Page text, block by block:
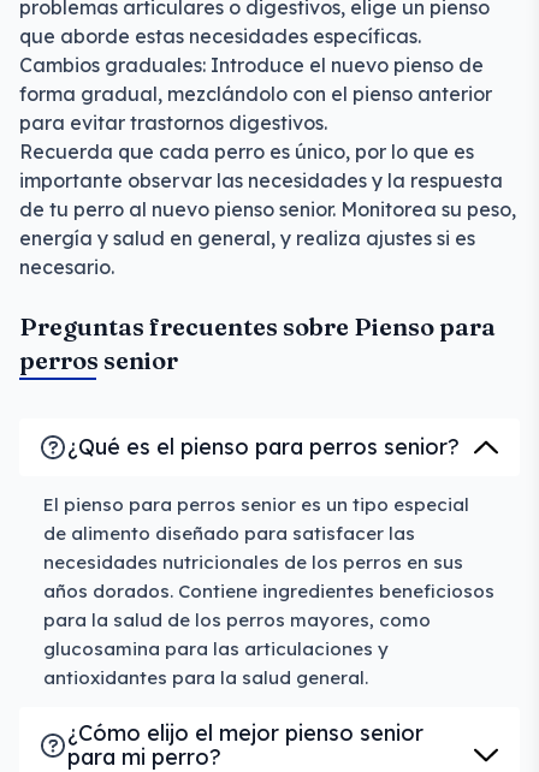
problemas articulares o digestivos, elige un pienso
que aborde estas necesidades específicas.
Cambios graduales: Introduce el nuevo pienso de
forma gradual, mezclándolo con el pienso anterior
para evitar trastornos digestivos.
Recuerda que cada perro es único, por lo que es
importante observar las necesidades y la respuesta
de tu perro al nuevo pienso senior. Monitorea su peso,
energía y salud en general, y realiza ajustes si es
necesario.
Preguntas frecuentes sobre Pienso para
perros senior
¿Qué es el pienso para perros senior?
El pienso para perros senior es un tipo especial
de alimento diseñado para satisfacer las
necesidades nutricionales de los perros en sus
años dorados. Contiene ingredientes beneficiosos
para la salud de los perros mayores, como
glucosamina para las articulaciones y
antioxidantes para la salud general.
¿Cómo elijo el mejor pienso senior
para mi perro?